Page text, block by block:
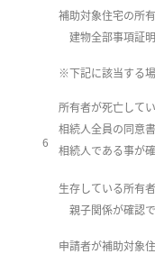
6
補助対象住宅の所
建物全部事項証
※下記に該当する
所有者が死亡して
相続人全員の同意書
相続人である事が
生存している所有
親子関係が確認
申請者が補助対象